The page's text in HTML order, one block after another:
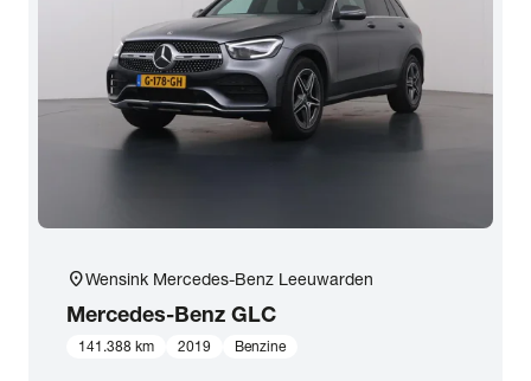
BTW (aftrekbaar) / Marge (BTW niet aftrekbaar)expand_more
Merk & Model
Mercedes-Benz close
Bouwjaar
location_onWensink Mercedes-Benz Leeuwarden
Mercedes-Benz GLC
141.388 km 2019 Benzine